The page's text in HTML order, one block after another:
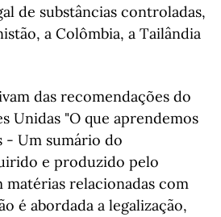
de substâncias controladas,
a Colômbia, a Tailândia
das recomendações do
Unidas "O que aprendemos
- Um sumário do
e produzido pelo
matérias relacionadas com
é abordada a legalização,